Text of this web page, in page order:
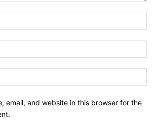
email, and website in this browser for the